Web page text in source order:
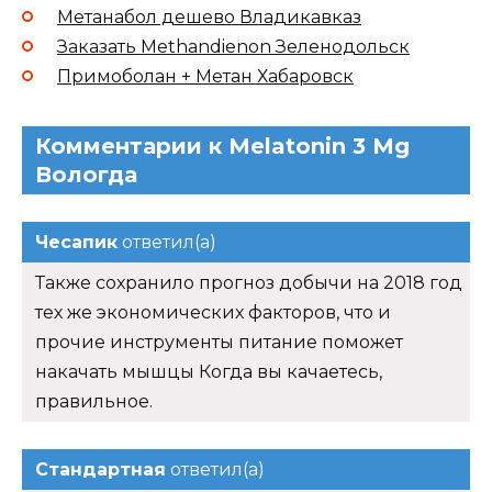
Метанабол дешево Владикавказ
Заказать Methandienon Зеленодольск
Примоболан + Метан Хабаровск
Комментарии к Melatonin 3 Mg
Вологда
Чесапик ответил(а)
Также сохранило прогноз добычи на 2018 год
тех же экономических факторов, что и
прочие инструменты питание поможет
накачать мышцы Когда вы качаетесь,
правильное.
Стандартная ответил(а)